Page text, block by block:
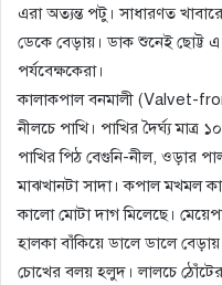
এরা অত্যন্ত পটু। সাধারণত
ডেকে বেড়ায়। ডাক শুনেই ছোট্ট
পর্যবেক্ষকেরা।
কালাকপাল বনমালী (Valvet-
নীলচে পাখি। পাখির দৈর্ঘ্য মাত্র
পাখির পিঠ বেগুনি-নীল, ওড়ার
মাঝখানটা সাদা। কপাল মখমল
কালো মোটা দাগ মিলেছে।
হালকা বাঁকিয়ে ডালে ডালে
চোখের বলয় হলুদ। লালচে ঠোঁটের